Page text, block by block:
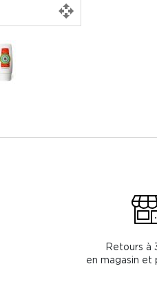
Retours à
en magasin et